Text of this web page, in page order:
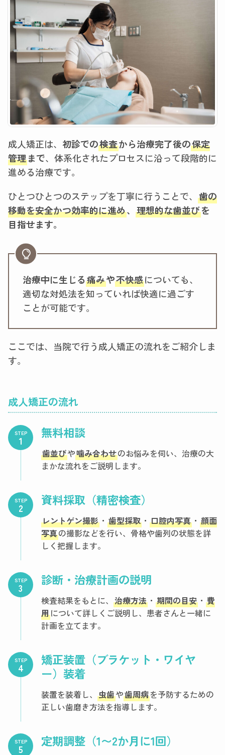
成人矯正は、 初診での検査から治療完了後の保定
管理まで、体系化されたプロセスに沿って段階的に
進める治療です。
ひとつひとつのステップを丁寧に行うことで、 歯の
移動を安全かつ効率的に進め、 理想的な歯並びを
目指せます。
治療中に生じる痛みや不快感についても、
適切な対処法を知っていれば快適に過ごす
ことが可能です。
ここでは、当院で行う成人矯正の流れをご紹介しま
す。
成人矯正の流れ
STEP 無料相談
歯並びや噛み合わせのお悩みを伺い、治療の大
まかな流れをご説明します。
STEP 資料採取（精密検査）
レントゲン撮影 ・ 歯型採取 ・ 口腔内写真 ・ 顔面
写真の撮影などを行い、骨格や歯列の状態を詳
しく把握します。
STEP 診断・治療計画の説明
検査結果をもとに、 治療方法 ・ 期間の目安 ・ 費
用について詳しくご説明し、患者さんと一緒に
計画を立てます。
STEP
矯正装置（ブラケット・ワイヤ
ー）装着
装置を装着し、 虫歯や歯周病を予防するための
正しい歯磨き方法を指導します。
STEP 定期調整（1〜2か月に1回）